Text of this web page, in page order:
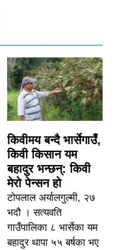
किवीमय बन्दै भार्सेगाउँ,
किवी किसान यम
बहादुर भन्छन्: किवी
मेरो पेन्सन हो
टोपलाल अर्यालगुल्मी, २७
भदौ । सत्यवति
गाउँपालिका ८ भार्सेका यम
बहादुर थापा ५५ बर्षका भए